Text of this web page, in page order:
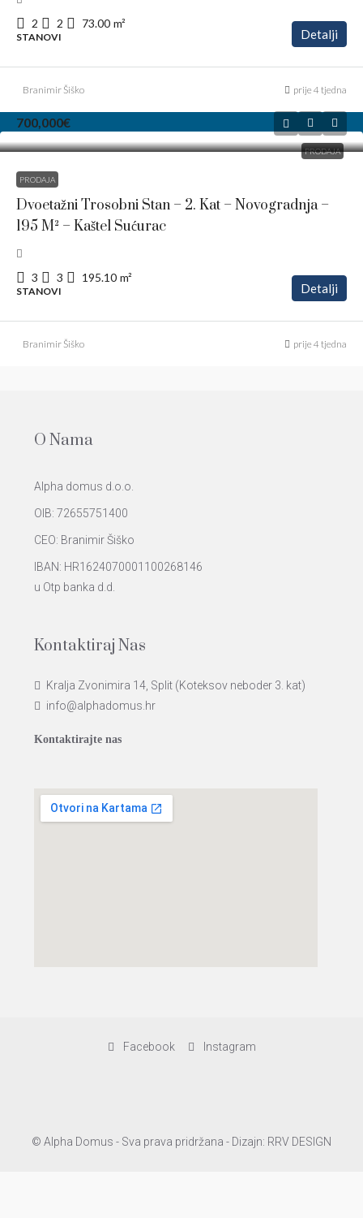
2 2 73.00 m²
STANOVI Detalji
Branimir Šiško prije 4 tjedna
PRODAJA
700,000€
PRODAJA
Dvoetažni Trosobni Stan – 2. Kat – Novogradnja –
195 M² – Kaštel Sućurac
3 3 195.10 m²
STANOVI Detalji
Branimir Šiško prije 4 tjedna
O Nama
Alpha domus d.o.o.
OIB: 72655751400
CEO: Branimir Šiško
IBAN: HR1624070001100268146
u Otp banka d.d.
Kontaktiraj Nas
Kralja Zvonimira 14, Split (Koteksov neboder 3. kat)
info@alphadomus.hr
Kontaktirajte nas
Facebook Instagram
© Alpha Domus - Sva prava pridržana - Dizajn: RRV DESIGN